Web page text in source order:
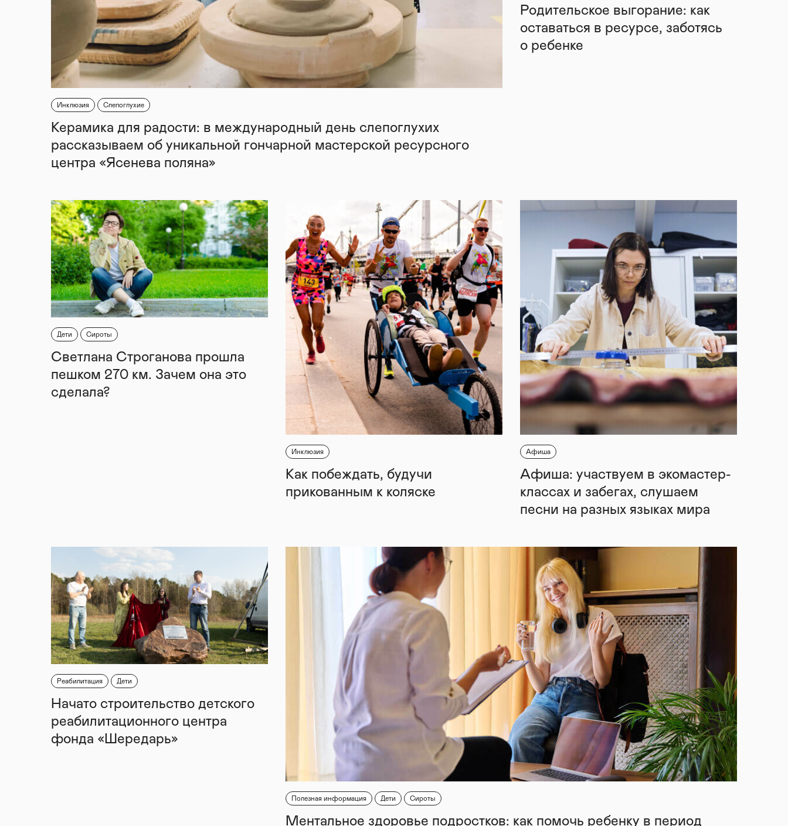
Инклюзия Слепоглухие
Керамика для радости: в международный день слепоглухих
рассказываем об уникальной гончарной мастерской ресурсного
центра «Ясенева поляна»
Родительское выгорание: как
оставаться в ресурсе, заботясь
о ребенке
Дети Сироты
Светлана Строганова прошла
пешком 270 км. Зачем она это
сделала?
Инклюзия
Как побеждать, будучи
прикованным к коляске
Афиша
Афиша: участвуем в экомастер-
классах и забегах, слушаем
песни на разных языках мира
Реабилитация Дети
Начато строительство детского
реабилитационного центра
фонда «Шередарь»
Полезная информация Дети Сироты
Ментальное здоровье подростков: как помочь ребенку в период